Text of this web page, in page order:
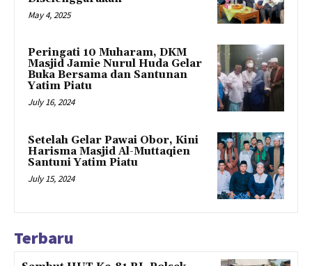
May 4, 2025
Peringati 10 Muharam, DKM
Masjid Jamie Nurul Huda Gelar
Buka Bersama dan Santunan
Yatim Piatu
July 16, 2024
Setelah Gelar Pawai Obor, Kini
Harisma Masjid Al-Muttaqien
Santuni Yatim Piatu
July 15, 2024
Terbaru